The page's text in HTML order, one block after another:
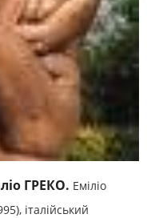
ГРЕКО. Еміліо
італійський